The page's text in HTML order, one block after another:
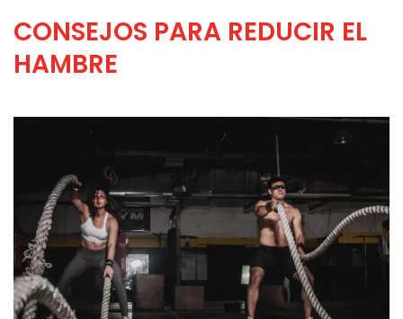
CONSEJOS PARA REDUCIR EL
HAMBRE